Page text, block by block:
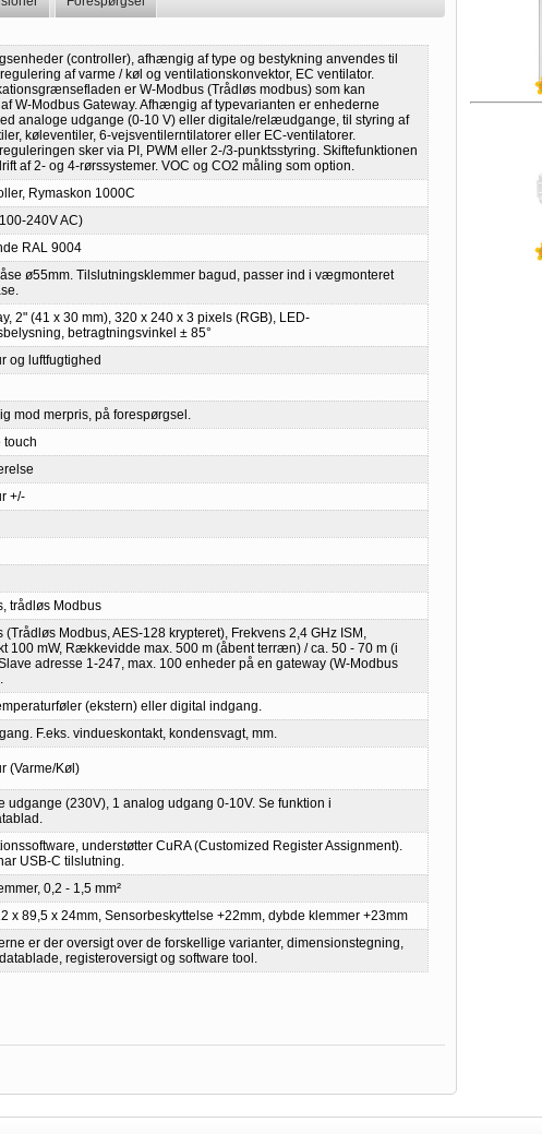
(controller), afhængig af type og bestykning anvendes til
af varme / køl og ventilationskonvektor, EC ventilator.
er W-Modbus (Trådløs modbus) som kan
W-Modbus Gateway. Afhængig af typevarianten er enhederne
analoge udgange (0-10 V) eller digitale/relæudgange, til styring af
køleventiler, 6-vejsventilerntilatorer eller EC-ventilatorer.
sker via PI, PWM eller 2-/3-punktsstyring. Skiftefunktionen
af 2- og 4-rørssystemer. VOC og CO2 måling som option.
Rymaskon 1000C
240V AC)
RAL 9004
ø55mm. Tilslutningsklemmer bagud, passer ind i vægmonteret
2" (41 x 30 mm), 320 x 240 x 3 pixels (RGB), LED-
betragtningsvinkel ± 85°
og luftfugtighed
mod merpris, på forespørgsel.
touch
+/-
trådløs Modbus
(Trådløs Modbus, AES-128 krypteret), Frekvens 2,4 GHz ISM,
100 mW, Rækkevidde max. 500 m (åbent terræn) / ca. 50 - 70 m (i
adresse 1-247, max. 100 enheder på en gateway (W-Modbus
(ekstern) eller digital indgang.
F.eks. vindueskontakt, kondensvagt, mm.
(Varme/Køl)
udgange (230V), 1 analog udgang 0-10V. Se funktion i
understøtter CuRA (Customized Register Assignment).
USB-C tilslutning.
0,2 - 1,5 mm²
x 89,5 x 24mm, Sensorbeskyttelse +22mm, dybde klemmer +23mm
er der oversigt over de forskellige varianter, dimensionstegning,
registeroversigt og software tool.